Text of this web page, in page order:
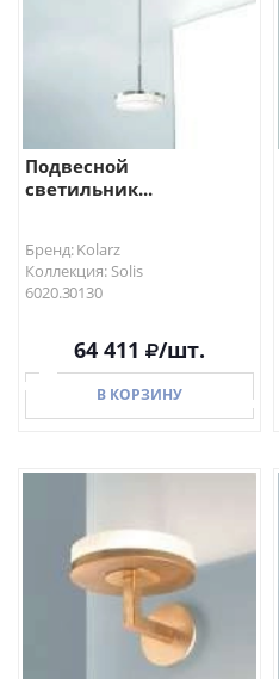
Подвесной
светильник...
Бренд: Kolarz
Коллекция: Solis
6020.30130
64 411 /шт.
В КОРЗИНУ
В КОРЗИНУ